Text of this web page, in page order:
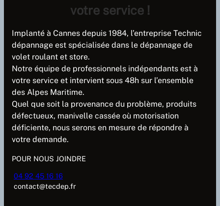
votre service !
Implanté à Cannes depuis 1984, l’entreprise Technic
dépannage est spécialisée dans le dépannage de
volet roulant et store.
Notre équipe de professionnels indépendants est à
votre service et intervient sous 48h sur l’ensemble
des Alpes Maritime.
Quel que soit la provenance du problème, produits
défectueux, manivelle cassée où motorisation
déficiente, nous serons en mesure de répondre à
votre demande.
POUR NOUS JOINDRE
04 92 45 16 16
contact@tecdep.fr